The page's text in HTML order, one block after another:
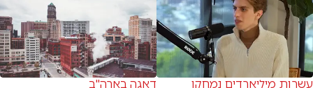
עשרות מיליארדים נמחקו
דאגה בארה"ב